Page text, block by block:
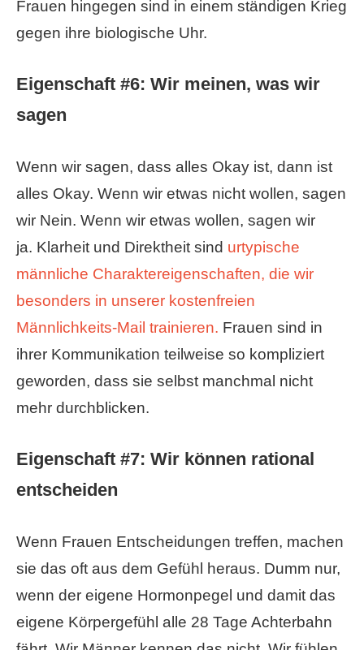
Frauen hingegen sind in einem ständigen Krieg
gegen ihre biologische Uhr.
Eigenschaft #6: Wir meinen, was wir
sagen
Wenn wir sagen, dass alles Okay ist, dann ist
alles Okay. Wenn wir etwas nicht wollen, sagen
wir Nein. Wenn wir etwas wollen, sagen wir
ja. Klarheit und Direktheit sind urtypische
männliche Charaktereigenschaften, die wir
besonders in unserer kostenfreien
Männlichkeits-Mail trainieren. Frauen sind in
ihrer Kommunikation teilweise so kompliziert
geworden, dass sie selbst manchmal nicht
mehr durchblicken.
Eigenschaft #7: Wir können rational
entscheiden
Wenn Frauen Entscheidungen treffen, machen
sie das oft aus dem Gefühl heraus. Dumm nur,
wenn der eigene Hormonpegel und damit das
eigene Körpergefühl alle 28 Tage Achterbahn